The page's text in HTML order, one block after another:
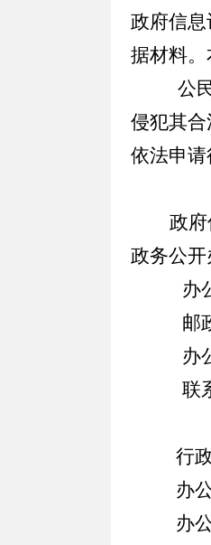
政府信
据材料
公民、
侵犯其
依法申
政
政务公开
办公
邮政
办公时
联系
行政复
办公
办公时